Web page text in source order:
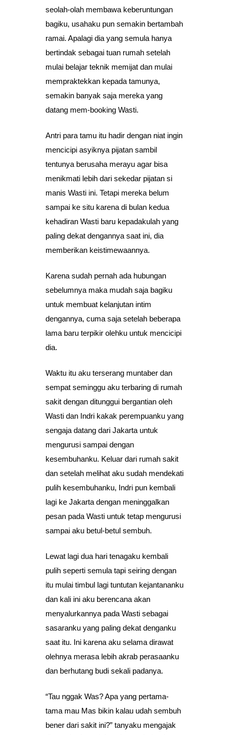
seolah-olah membawa keberuntungan
bagiku, usahaku pun semakin bertambah
ramai. Apalagi dia yang semula hanya
bertindak sebagai tuan rumah setelah
mulai belajar teknik memijat dan mulai
mempraktekkan kepada tamunya,
semakin banyak saja mereka yang
datang mem-booking Wasti.
Antri para tamu itu hadir dengan niat ingin
mencicipi asyiknya pijatan sambil
tentunya berusaha merayu agar bisa
menikmati lebih dari sekedar pijatan si
manis Wasti ini. Tetapi mereka belum
sampai ke situ karena di bulan kedua
kehadiran Wasti baru kepadakulah yang
paling dekat dengannya saat ini, dia
memberikan keistimewaannya.
Karena sudah pernah ada hubungan
sebelumnya maka mudah saja bagiku
untuk membuat kelanjutan intim
dengannya, cuma saja setelah beberapa
lama baru terpikir olehku untuk mencicipi
dia.
Waktu itu aku terserang muntaber dan
sempat seminggu aku terbaring di rumah
sakit dengan ditunggui bergantian oleh
Wasti dan Indri kakak perempuanku yang
sengaja datang dari Jakarta untuk
mengurusi sampai dengan
kesembuhanku. Keluar dari rumah sakit
dan setelah melihat aku sudah mendekati
pulih kesembuhanku, Indri pun kembali
lagi ke Jakarta dengan meninggalkan
pesan pada Wasti untuk tetap mengurusi
sampai aku betul-betul sembuh.
Lewat lagi dua hari tenagaku kembali
pulih seperti semula tapi seiring dengan
itu mulai timbul lagi tuntutan kejantananku
dan kali ini aku berencana akan
menyalurkannya pada Wasti sebagai
sasaranku yang paling dekat denganku
saat itu. Ini karena aku selama dirawat
olehnya merasa lebih akrab perasaanku
dan berhutang budi sekali padanya.
“Tau nggak Was? Apa yang pertama-
tama mau Mas bikin kalau udah sembuh
bener dari sakit ini?” tanyaku mengajak